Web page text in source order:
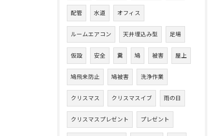
配管 水道 オフィス
ルームエアコン 天井埋込み型 足場
仮設 安全 糞 鳩 被害 屋上
鳩飛来防止 鳩被害 洗浄作業
クリスマス クリスマスイブ 雨の日
クリスマスプレゼント プレゼント